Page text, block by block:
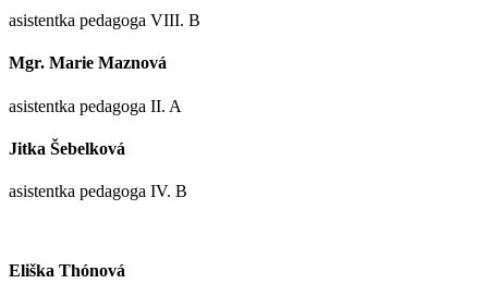
asistentka pedagoga VIII. B
Mgr. Marie Maznová
asistentka pedagoga II. A
Jitka Šebelková
asistentka pedagoga IV. B
Eliška Thónová